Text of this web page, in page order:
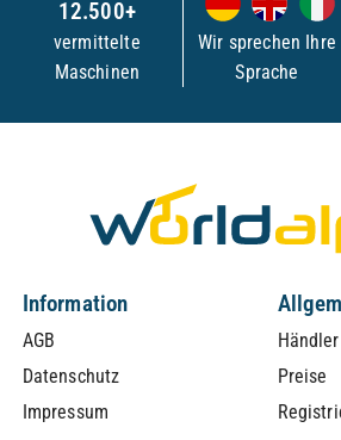
12.500+
vermittelte
Maschinen
Wir sprechen Ihre
Sprache
Information
AGB
Datenschutz
Impressum
Händler
Preise